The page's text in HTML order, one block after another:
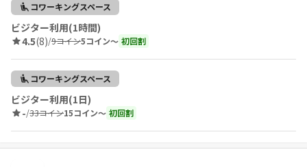
コワーキングスペース
ビジター利用(1時間)
4.5(8)/9コイン5コイン〜 初回割
コワーキングスペース
ビジター利用(1日)
-/33コイン15コイン〜 初回割